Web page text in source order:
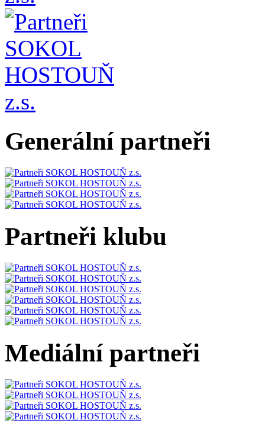
Generální partneři
Partneři klubu
Mediální partneři